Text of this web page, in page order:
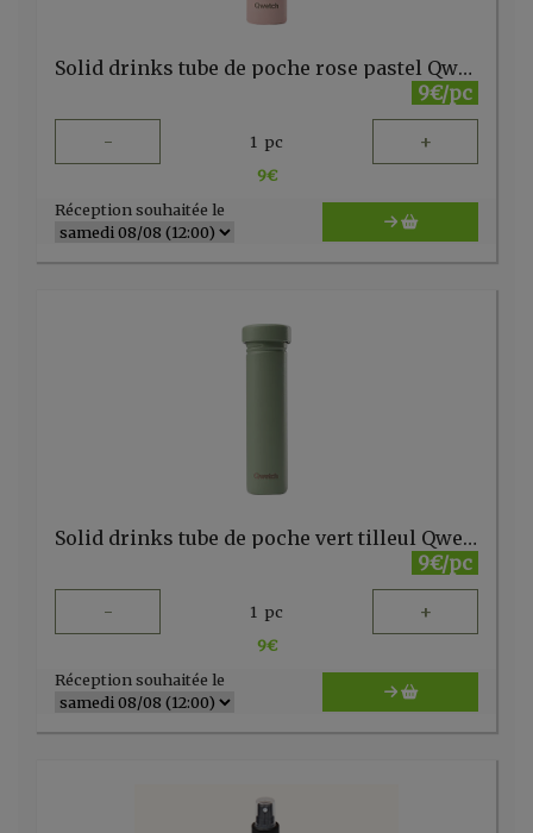
Solid drinks tube de poche rose pastel Qwetch
9€/pc
- 1 pc +
9€
Réception souhaitée le
Solid drinks tube de poche vert tilleul Qwetch
9€/pc
- 1 pc +
9€
Réception souhaitée le